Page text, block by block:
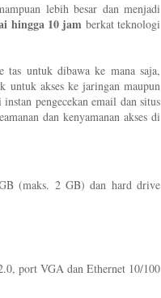
lebih besar dan menjadi
hingga 10 jam berkat teknologi
untuk dibawa ke mana saja,
untuk akses ke jaringan maupun
pengecekan email dan situs
dan kenyamanan akses di
(maks. 2 GB) dan hard drive
port VGA dan Ethernet 10/100